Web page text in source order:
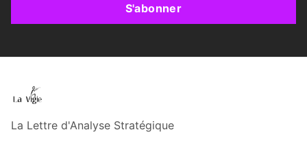
S'abonner
La Lettre d'Analyse Stratégique